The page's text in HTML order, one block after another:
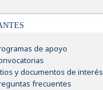
de apoyo
y documentos de interés
frecuentes